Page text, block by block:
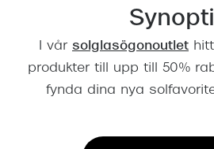
I vår solglasögonoutlet
produkter till upp till 50%
fynda dina nya